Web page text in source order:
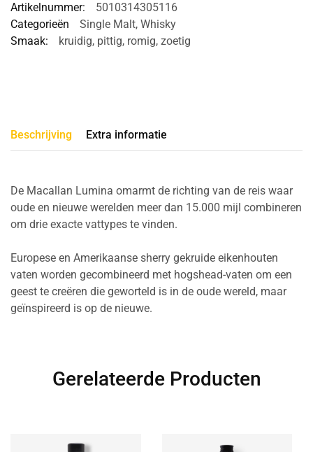
Artikelnummer:
5010314305116
Categorieën
Single Malt, Whisky
Smaak:
kruidig, pittig, romig, zoetig
Beschrijving Extra informatie
De Macallan Lumina omarmt de richting van de reis waar
oude en nieuwe werelden meer dan 15.000 mijl combineren
om drie exacte vattypes te vinden.
Europese en Amerikaanse sherry gekruide eikenhouten
vaten worden gecombineerd met hogshead-vaten om een
geest te creëren die geworteld is in de oude wereld, maar
geïnspireerd is op de nieuwe.
Gerelateerde Producten